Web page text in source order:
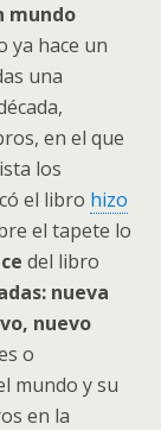
mundo
ya hace un
una
en el que
los
el libro hizo
el tapete lo
del libro
nueva
nuevo
o
mundo y su
en la